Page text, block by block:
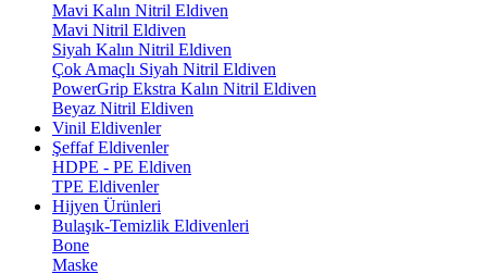
Mavi Kalın Nitril Eldiven
Mavi Nitril Eldiven
Siyah Kalın Nitril Eldiven
Çok Amaçlı Siyah Nitril Eldiven
PowerGrip Ekstra Kalın Nitril Eldiven
Beyaz Nitril Eldiven
Vinil Eldivenler
Şeffaf Eldivenler
HDPE - PE Eldiven
TPE Eldivenler
Hijyen Ürünleri
Bulaşık-Temizlik Eldivenleri
Bone
Maske